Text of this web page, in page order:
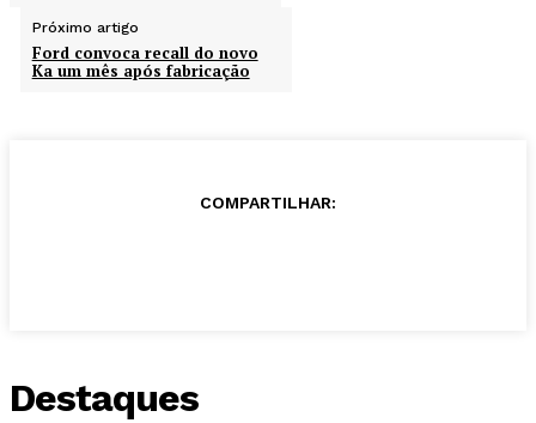
Próximo artigo
Ford convoca recall do novo
Ka um mês após fabricação
COMPARTILHAR:
Destaques